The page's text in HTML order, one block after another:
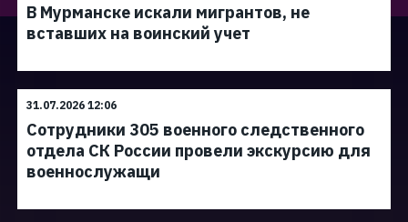
В Мурманске искали мигрантов, не
вставших на воинский учет
31.07.2026 12:06
Сотрудники 305 военного следственного
отдела СК России провели экскурсию для
военнослужащи